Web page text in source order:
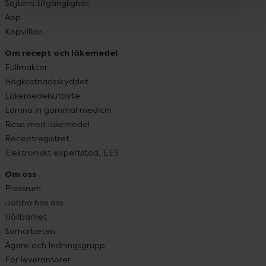
Sajtens tillgänglighet
App
Köpvillkor
Om recept och läkemedel
Fullmakter
Högkostnadsskyddet
Läkemedelsutbyte
Lämna in gammal medicin
Resa med läkemedel
Receptregistret
Elektroniskt expertstöd, EES
Om oss
Pressrum
Jobba hos oss
Hållbarhet
Samarbeten
Ägare och ledningsgrupp
För leverantörer